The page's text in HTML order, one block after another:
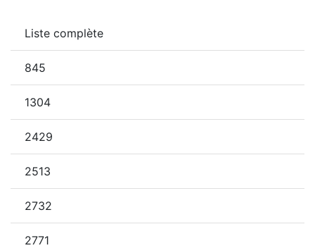
Liste complète
845
1304
2429
2513
2732
2771